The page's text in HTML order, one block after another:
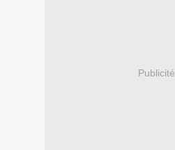
Publicité